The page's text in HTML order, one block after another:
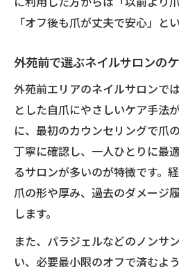
「オフ後も爪が丈夫で安心」と
外苑前で選ぶネイルサロンの
外苑前エリアのネイルサロンで
とした自爪にやさしいケア手法
に、最初のカウンセリングで爪
丁寧に確認し、一人ひとりに最
るサロンが多いのが特徴です。
爪の形や厚み、過去のダメージ
します。
また、パラジェルなどのノンサ
い、必要最小限のオフで済むよ